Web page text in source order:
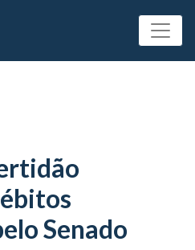
Senado